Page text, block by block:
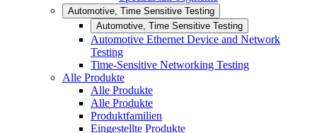
Automotive, Time Sensitive Testing
Automotive, Time Sensitive Testing
Automotive Ethernet Device and Network
Testing
Time-Sensitive Networking Testing
Alle Produkte
Alle Produkte
Alle Produkte
Produktfamilien
Eingestellte Produkte